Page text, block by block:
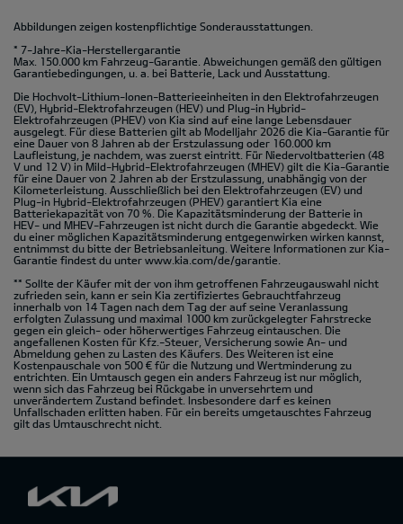
Abbildungen zeigen kostenpflichtige Sonderausstattungen.
* 7-Jahre-Kia-Herstellergarantie
Max. 150.000 km Fahrzeug-Garantie. Abweichungen gemäß den gültigen
Garantiebedingungen, u. a. bei Batterie, Lack und Ausstattung.
Die Hochvolt-Lithium-Ionen-Batterieeinheiten in den Elektrofahrzeugen
(EV), Hybrid-Elektrofahrzeugen (HEV) und Plug-in Hybrid-
Elektrofahrzeugen (PHEV) von Kia sind auf eine lange Lebensdauer
ausgelegt. Für diese Batterien gilt ab Modelljahr 2026 die Kia-Garantie für
eine Dauer von 8 Jahren ab der Erstzulassung oder 160.000 km
Laufleistung, je nachdem, was zuerst eintritt. Für Niedervoltbatterien (48
V und 12 V) in Mild-Hybrid-Elektrofahrzeugen (MHEV) gilt die Kia-Garantie
für eine Dauer von 2 Jahren ab der Erstzulassung, unabhängig von der
Kilometerleistung. Ausschließlich bei den Elektrofahrzeugen (EV) und
Plug-in Hybrid-Elektrofahrzeugen (PHEV) garantiert Kia eine
Batteriekapazität von 70 %. Die Kapazitätsminderung der Batterie in
HEV- und MHEV-Fahrzeugen ist nicht durch die Garantie abgedeckt. Wie
du einer möglichen Kapazitätsminderung entgegenwirken wirken kannst,
entnimmst du bitte der Betriebsanleitung. Weitere Informationen zur Kia-
Garantie findest du unter www.kia.com/de/garantie.
** Sollte der Käufer mit der von ihm getroffenen Fahrzeugauswahl nicht
zufrieden sein, kann er sein Kia zertifiziertes Gebrauchtfahrzeug
innerhalb von 14 Tagen nach dem Tag der auf seine Veranlassung
erfolgten Zulassung und maximal 1000 km zurückgelegter Fahrstrecke
gegen ein gleich- oder höherwertiges Fahrzeug eintauschen. Die
angefallenen Kosten für Kfz.-Steuer, Versicherung sowie An- und
Abmeldung gehen zu Lasten des Käufers. Des Weiteren ist eine
Kostenpauschale von 500 € für die Nutzung und Wertminderung zu
entrichten. Ein Umtausch gegen ein anders Fahrzeug ist nur möglich,
wenn sich das Fahrzeug bei Rückgabe in unversehrtem und
unverändertem Zustand befindet. Insbesondere darf es keinen
Unfallschaden erlitten haben. Für ein bereits umgetauschtes Fahrzeug
gilt das Umtauschrecht nicht.